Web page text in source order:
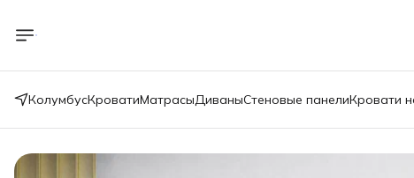
КолумбусКроватиМатрасыДиваныСтеновые панелиКровати